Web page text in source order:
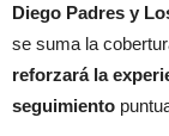
Diego Padres y
se suma la
reforzará la
seguimiento